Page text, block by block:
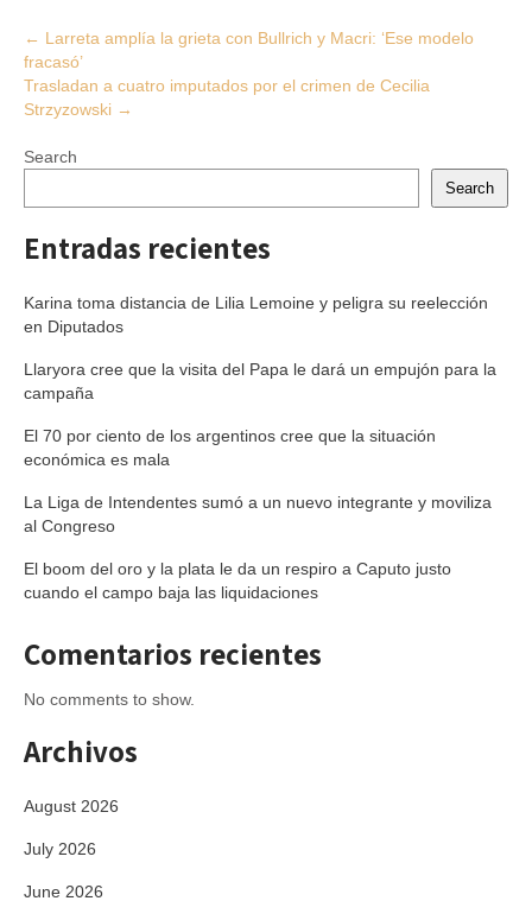
Post
navigation
← Larreta amplía la grieta con Bullrich y Macri: ‘Ese modelo
fracasó’
Trasladan a cuatro imputados por el crimen de Cecilia
Strzyzowski →
Search
Search
Entradas recientes
Karina toma distancia de Lilia Lemoine y peligra su reelección
en Diputados
Llaryora cree que la visita del Papa le dará un empujón para la
campaña
El 70 por ciento de los argentinos cree que la situación
económica es mala
La Liga de Intendentes sumó a un nuevo integrante y moviliza
al Congreso
El boom del oro y la plata le da un respiro a Caputo justo
cuando el campo baja las liquidaciones
Comentarios recientes
No comments to show.
Archivos
August 2026
July 2026
June 2026